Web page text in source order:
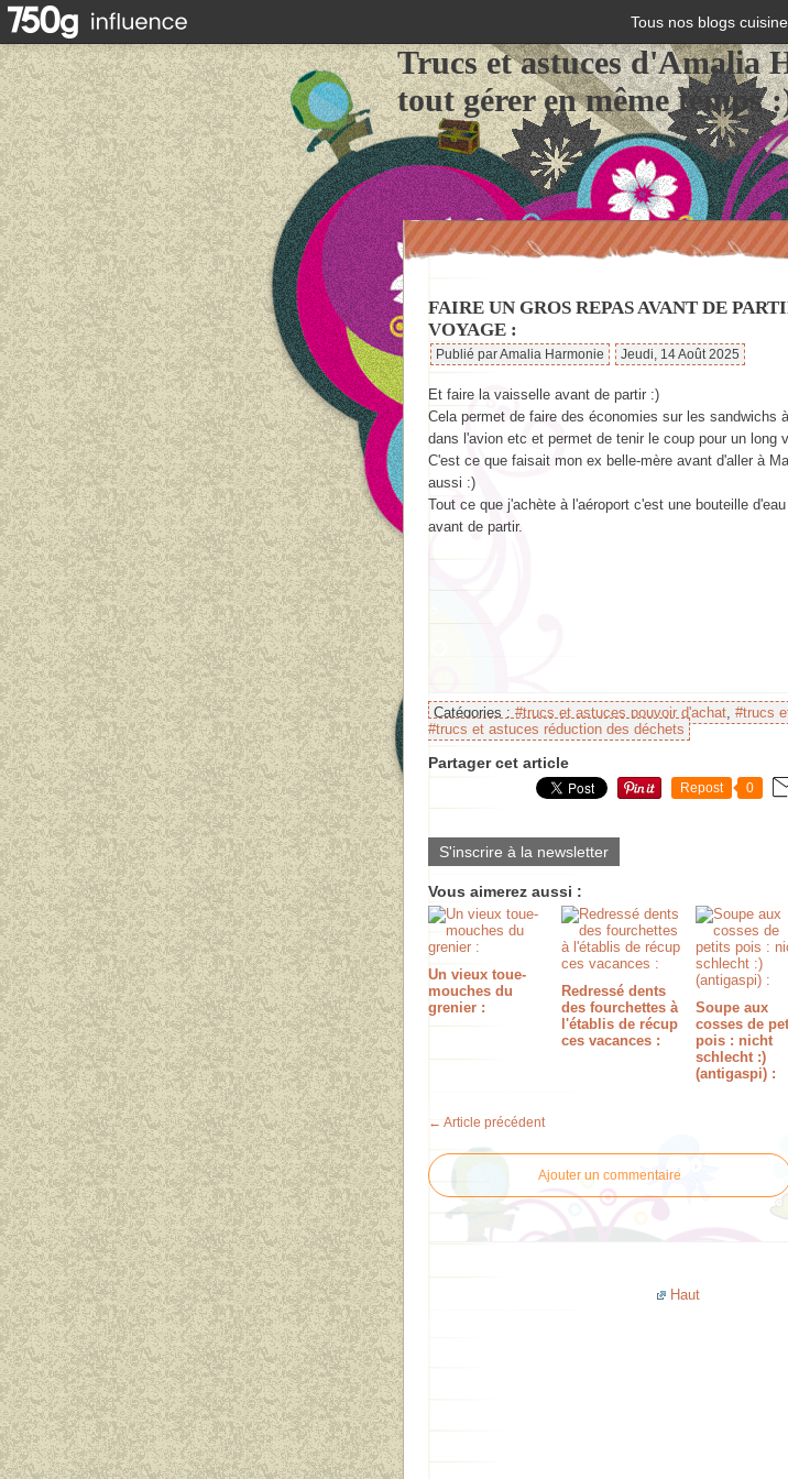
Tous nos blogs cuisine
Trucs et astuces d'Amalia
tout gérer en même temps
FAIRE UN GROS REPAS AVANT DE
VOYAGE :
Publié par Amalia Harmonie Jeudi, 14 Août 2025
Et faire la vaisselle avant de partir :)
Cela permet de faire des économies sur les sandwichs
dans l'avion etc et permet de tenir le coup pour un long
C'est ce que faisait mon ex belle-mère avant d'aller à
aussi :)
Tout ce que j'achète à l'aéroport c'est une bouteille
avant de partir.
Catégories : #trucs et astuces pouvoir d'achat, #trucs
#trucs et astuces réduction des déchets
Partager cet article
Repost 0
S'inscrire à la newsletter
Vous aimerez aussi :
Un vieux toue-
mouches du
grenier :
Redressé dents
des fourchettes à
l'établis de récup
ces vacances :
Soupe aux
cosses de
pois : nicht
schlecht :)
(antigaspi) :
← Article précédent
Ajouter un commentaire
Haut